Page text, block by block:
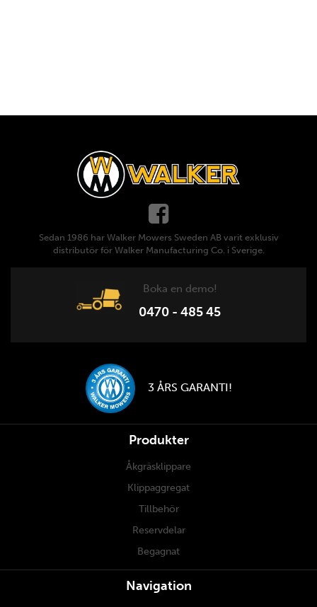
Sedan 1986 har Walker Mowers Sweden AB varit exklusiv
distributör för Walker Manufacturing Co. i Sverige.
Boka en demo!
0470 - 485 45
3 ÅRS GARANTI!
Produkter
Åkgräsklippare
Klippaggregat
Tillbehör
Reservdelar
Begagnat
Navigation